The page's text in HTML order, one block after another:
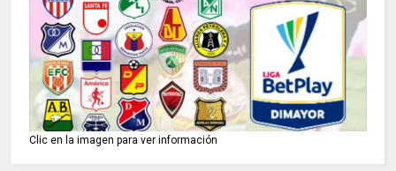
Clic en la imagen para ver información